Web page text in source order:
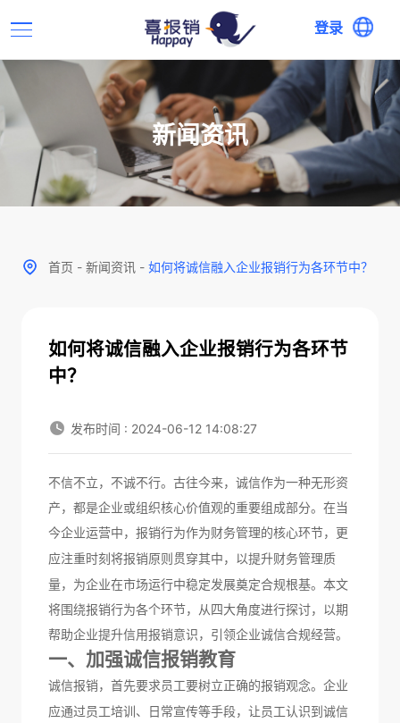
登录
新闻资讯
首页 - 新闻资讯 - 如何将诚信融入企业报销行为各环节中？
如何将诚信融入企业报销行为各环节
中？
发布时间 : 2024-06-12 14:08:27
不信不立，不诚不行。古往今来，诚信作为一种无形资
产，都是企业或组织核心价值观的重要组成部分。在当
今企业运营中， 报销行为作为财务管理的核心环节，更
应注重时刻将报销原则贯穿其中，以提升财务管理质
量，为企业在市场运行中稳定发展奠定合规根基。本文
将围绕报销行为各个环节，从四大角度进行探讨，以期
帮助企业提升信用报销意识，引领企业诚信合规经营。
一、 加强诚信报销教育
诚信报销，首先要求员工要树立正确的报销观念。企业
应通过 员工培训、 日常宣传等手段，让员工认识到诚信